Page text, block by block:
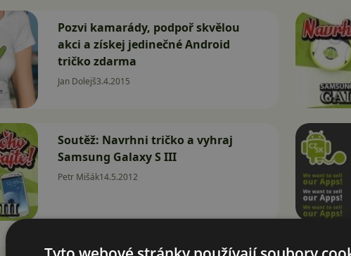
Pozvi kamarády, podpoř skvělou
akci a získej jedinečné Android
tričko zdarma
Jan Dolejš3.4.2015
Soutěž: Navrhni tričko a vyhraj
Samsung Galaxy S III
Petr Mišák14.5.2012